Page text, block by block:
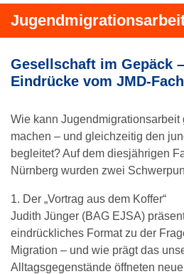
Gesellschaft im Gepäck –
Eindrücke vom JMD-
Wie kann
machen – und gleichzeitig den
begleitet? Auf dem diesjährigen
Nürnberg wurden zwei
1. Der „Vortrag aus dem Koffer“
Judith Jünger (BAG EJSA)
eindrückliches Format zu der
Migration – und wie prägt das
Alltagsgegenstände öffneten